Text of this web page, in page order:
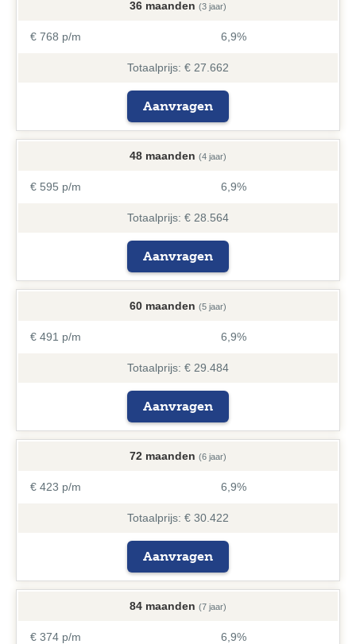
36 maanden (3 jaar)
€ 768 p/m 6,9%
Totaalprijs: € 27.662
Aanvragen
48 maanden (4 jaar)
€ 595 p/m 6,9%
Totaalprijs: € 28.564
Aanvragen
60 maanden (5 jaar)
€ 491 p/m 6,9%
Totaalprijs: € 29.484
Aanvragen
72 maanden (6 jaar)
€ 423 p/m 6,9%
Totaalprijs: € 30.422
Aanvragen
84 maanden (7 jaar)
€ 374 p/m 6,9%